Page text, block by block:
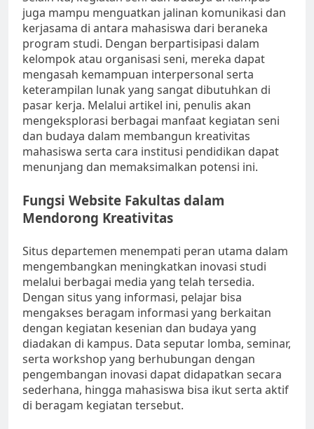
juga mampu menguatkan jalinan komunikasi dan
kerjasama di antara mahasiswa dari beraneka
program studi. Dengan berpartisipasi dalam
kelompok atau organisasi seni, mereka dapat
mengasah kemampuan interpersonal serta
keterampilan lunak yang sangat dibutuhkan di
pasar kerja. Melalui artikel ini, penulis akan
mengeksplorasi berbagai manfaat kegiatan seni
dan budaya dalam membangun kreativitas
mahasiswa serta cara institusi pendidikan dapat
menunjang dan memaksimalkan potensi ini.
Fungsi Website Fakultas dalam
Mendorong Kreativitas
Situs departemen menempati peran utama dalam
mengembangkan meningkatkan inovasi studi
melalui berbagai media yang telah tersedia.
Dengan situs yang informasi, pelajar bisa
mengakses beragam informasi yang berkaitan
dengan kegiatan kesenian dan budaya yang
diadakan di kampus. Data seputar lomba, seminar,
serta workshop yang berhubungan dengan
pengembangan inovasi dapat didapatkan secara
sederhana, hingga mahasiswa bisa ikut serta aktif
di beragam kegiatan tersebut.